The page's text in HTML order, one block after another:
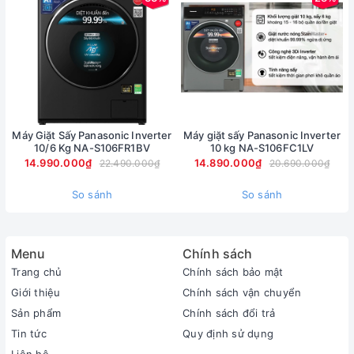
bạn bị nóng tay nếu vô tình chạm vào nắp máy khi thiết bị
đang giặt nước nóng. Vỏ
máy giặtbằng kim loại sơn tĩnh điện
hạn chế rỉ sét, chống biến dạng, bảo vệ tốt các linh kiện bên
trong máy.
Lồng giặt bằng thép không gỉcó độ sáng bóng cao, bền bỉ,
giúp giảm các mảng bám, bụi bẩn, vi khuẩn tích tụ.
*Hình ảnh chỉ mang tính chất minh họa
Máy Giặt Sấy Panasonic Inverter
10/6 Kg NA-S106FR1BV
14.990.000₫
22.490.000₫
So sánh
Máy giặt sấy Panasonic Inverter
10 kg NA-S106FC1LV
14.890.000₫
20.690.000₫
So sánh
Menu
Trang chủ
Giới thiệu
Sản phẩm
Tin tức
Chính sách
Chính sách bảo mật
Chính sách vận chuyển
Chính sách đổi trả
Quy định sử dụng